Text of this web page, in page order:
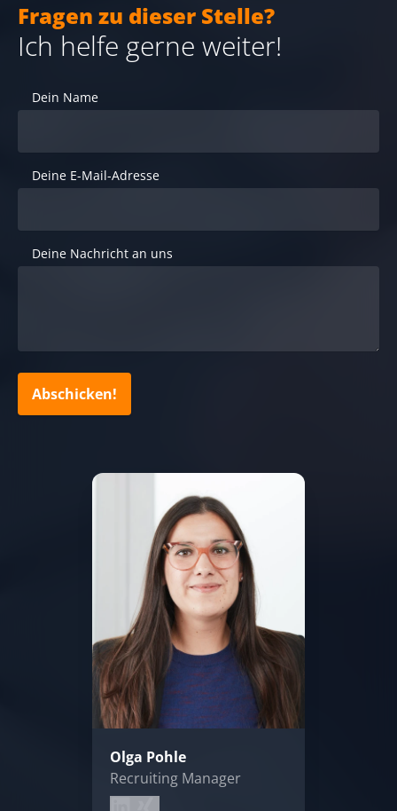
Olga Pohle
Recruiting Manager
Fragen zu dieser Stelle?
Ich helfe gerne weiter!
Dein Name
Deine E-Mail-Adresse
Deine Nachricht an uns
Abschicken!